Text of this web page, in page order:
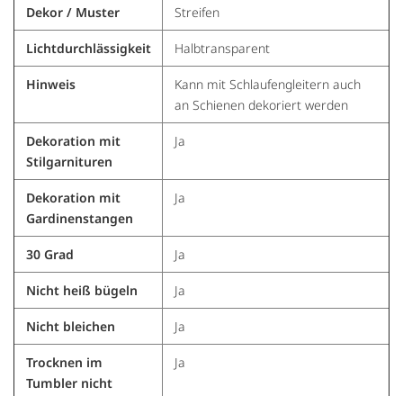
Dekor / Muster Streifen
Lichtdurchlässigkeit Halbtransparent
Hinweis
Kann mit Schlaufengleitern auch
an Schienen dekoriert werden
Dekoration mit
Stilgarnituren
Ja
Dekoration mit
Gardinenstangen
Ja
30 Grad Ja
Nicht heiß bügeln Ja
Nicht bleichen Ja
Trocknen im
Tumbler nicht
Ja